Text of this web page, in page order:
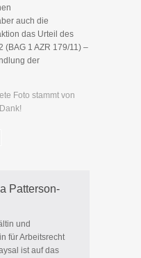
auch die
das Urteil des
(BAG 1 AZR 179/11) –
der
Foto stammt von
Patterson-
und
für Arbeitsrecht
ist auf das